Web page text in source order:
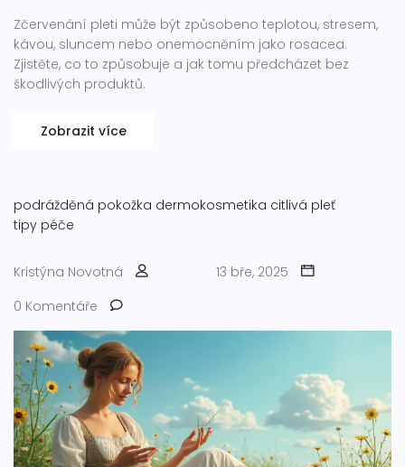
Zčervenání pleti může být způsobeno teplotou, stresem,
kávou, sluncem nebo onemocněním jako rosacea.
Zjistěte, co to způsobuje a jak tomu předcházet bez
škodlivých produktů.
Zobrazit více
podrážděná pokožka dermokosmetika citlivá pleť
tipy péče
Kristýna Novotná
13 bře, 2025
0 Komentáře